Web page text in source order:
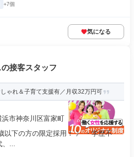
+7個
気になる
接客スタッフ
ゃれ＆子育て支援有／月収32万円可
市神奈川区富家町
以下の方の限定採用！ 》 ・学歴不
...